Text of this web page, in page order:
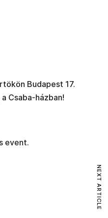
Budapest 17.
Csaba-házban!
event.
NEXT ARTICLE